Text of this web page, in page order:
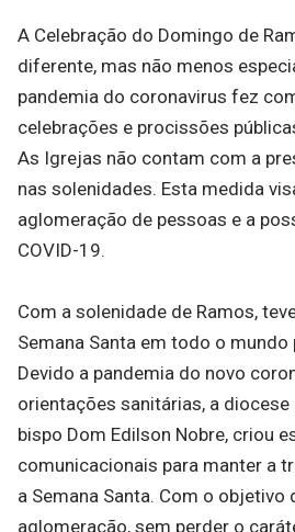
A Celebração do Domingo de
diferente, mas não menos
pandemia do coronavirus fez
celebrações e procissões
As Igrejas não contam com a
nas solenidades. Esta medida
aglomeração de pessoas e a
COVID-19.
Com a solenidade de Ramos,
Semana Santa em todo o
Devido a pandemia do novo
orientações sanitárias, a diocese
bispo Dom Edilson Nobre, criou
comunicacionais para manter a
a Semana Santa. Com o objetivo
aglomeração, sem perder o